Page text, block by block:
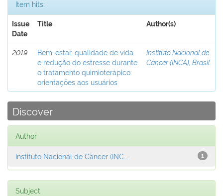
Item hits:
Issue
Date
Title Author(s)
2019
Bem-estar, qualidade de vida
e redução do estresse durante
o tratamento quimioterápico:
orientações aos usuários
Instituto Nacional de
Câncer (INCA), Brasil
Discover
Author
1
Instituto Nacional de Câncer (INC...
Subject